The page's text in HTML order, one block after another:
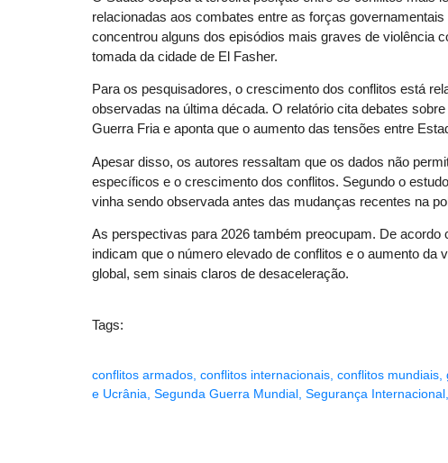
relacionadas aos combates entre as forças
concentrou alguns dos episódios mais graves de violência
tomada da cidade de El Fasher.
Para os pesquisadores, o crescimento dos conflitos está
observadas na última década. O relatório cita debates
Guerra Fria e aponta que o aumento das tensões entre
Apesar disso, os autores ressaltam que os dados não
específicos e o crescimento dos conflitos. Segundo o
vinha sendo observada antes das mudanças recentes na
As perspectivas para 2026 também preocupam. De
indicam que o número elevado de conflitos e o aumento da
global, sem sinais claros de desaceleração.
Tags:
conflitos armados conflitos internacionais conflitos mundiais
e Ucrânia Segunda Guerra Mundial Segurança Internacional